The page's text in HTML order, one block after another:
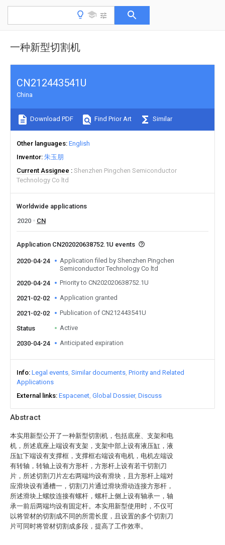
一种新型切割机
Abstract
本实用新型公开了一种新型切割机，包括底座、支架和电
机，所述底座上端设有支架，支架中部上设有液压缸，液
压缸下端设有支撑框，支撑框右端设有电机，电机左端设
有转轴，转轴上设有方形杆，方形杆上设有若干切割刀
片，所述切割刀片左右两端均设有滑块，且方形杆上端对
应滑块设有通槽一，切割刀片通过滑块滑动连接方形杆，
所述滑块上螺纹连接有螺杆，螺杆上侧上设有轴承一，轴
承一前后两端均设有固定杆。本实用新型使用时，不仅可
以将管材的切割成不同的所需长度，且设置的多个切割刀
片可同时将管材切割成多段，提高了工作效率。
CN212443541U
China
Download PDF Find Prior Art Similar
Other languages English
Inventor 朱玉朋
Current Assignee
Shenzhen Pingchen Semiconductor
Technology Co ltd
Worldwide applications
2020
CN
Application CN202020638752.1U events
2020-04-24
Application filed by Shenzhen Pingchen
Semiconductor Technology Co ltd
2020-04-24
Priority to CN202020638752.1U
2021-02-02 Application granted
2021-02-02 Publication of CN212443541U
Status Active
2030-04-24 Anticipated expiration
Info Legal events Similar documents Priority and Related
Applications
External links Espacenet Global Dossier Discuss